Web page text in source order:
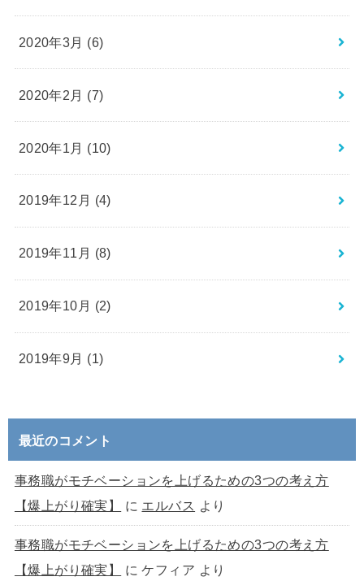
2020年3月 (6)
2020年2月 (7)
2020年1月 (10)
2019年12月 (4)
2019年11月 (8)
2019年10月 (2)
2019年9月 (1)
最近のコメント
事務職がモチベーションを上げるための3つの考え方
【爆上がり確実】
に エルバス より
事務職がモチベーションを上げるための3つの考え方
【爆上がり確実】
にケフィア より